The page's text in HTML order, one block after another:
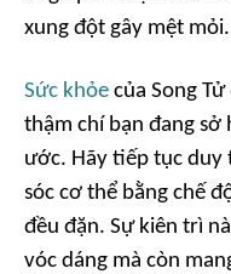
xung đột gây mệt mỏi.
Sức khỏe của Song
thậm chí bạn đang
ước. Hãy tiếp tục duy
sóc cơ thể bằng chế
đều đặn. Sự kiên trì
vóc dáng mà còn